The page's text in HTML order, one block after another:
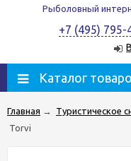
Рыболовный
+7 (495) 795-
Каталог
Главная → Туристическое
Torvi